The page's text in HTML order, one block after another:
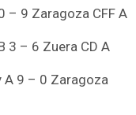
– 9 Zaragoza CFF A
3 – 6 Zuera CD A
A 9 – 0 Zaragoza